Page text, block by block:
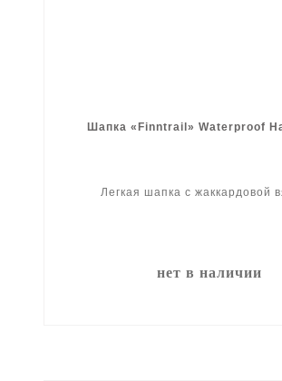
Шапка «Finntrail» Waterproof
Легкая шапка с жаккардовой
нет в наличии